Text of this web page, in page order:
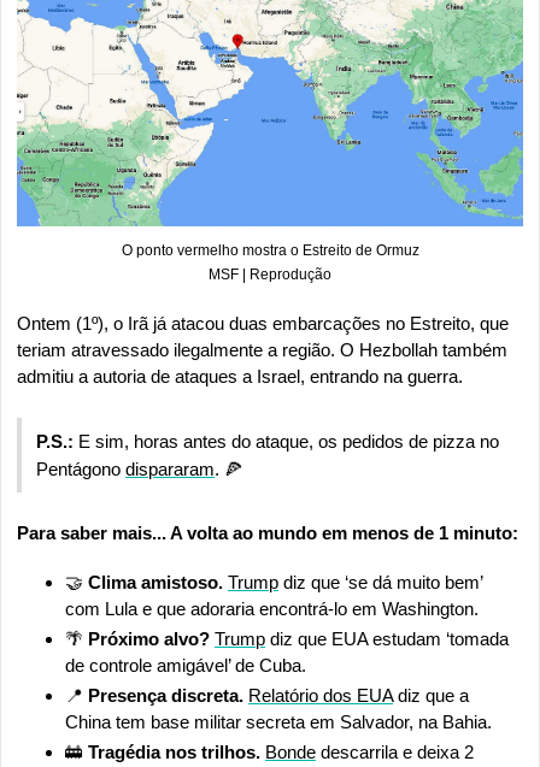
O ponto vermelho mostra o Estreito de Ormuz
MSF | Reprodução
Ontem (1º), o Irã já atacou duas embarcações no Estreito, que
teriam atravessado ilegalmente a região. O Hezbollah também
admitiu a autoria de ataques a Israel, entrando na guerra.
P.S.: E sim, horas antes do ataque, os pedidos de pizza no
Pentágono dispararam. 🍕
Para saber mais... A volta ao mundo em menos de 1 minuto:
🤝 Clima amistoso. Trump diz que ‘se dá muito bem’
com Lula e que adoraria encontrá-lo em Washington.
🌴 Próximo alvo? Trump diz que EUA estudam ‘tomada
de controle amigável’ de Cuba.
📍 Presença discreta. Relatório dos EUA diz que a
China tem base militar secreta em Salvador, na Bahia.
🚋 Tragédia nos trilhos. Bonde descarrila e deixa 2